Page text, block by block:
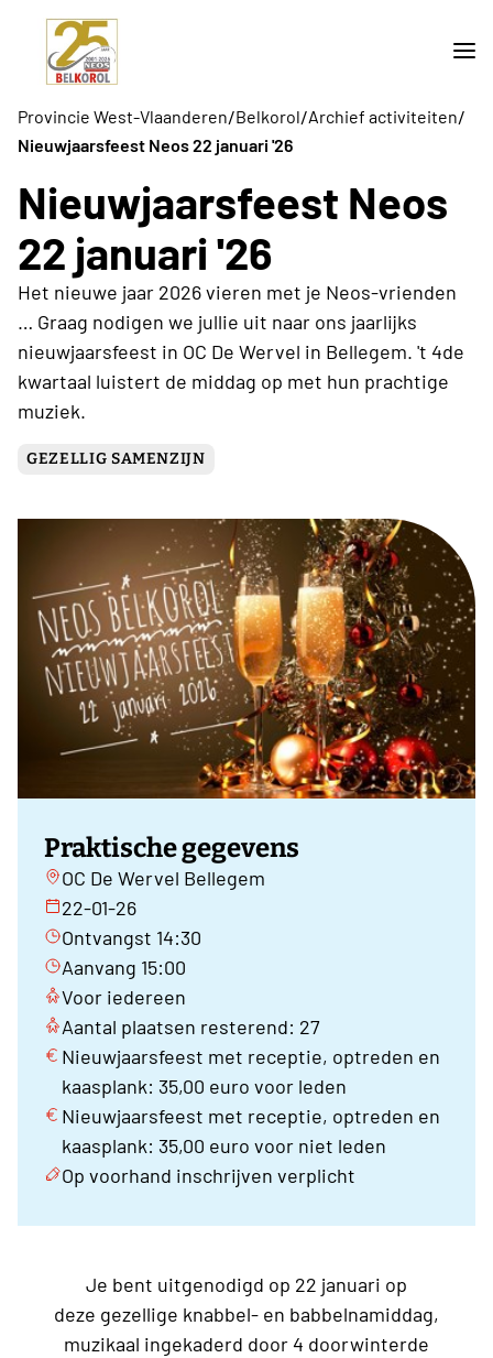
Provincie West-Vlaanderen/Belkorol/Archief activiteiten/
Nieuwjaarsfeest Neos 22 januari '26
Nieuwjaarsfeest Neos
22 januari '26
Het nieuwe jaar 2026 vieren met je Neos-vrienden
… Graag nodigen we jullie uit naar ons jaarlijks
nieuwjaarsfeest in OC De Wervel in Bellegem. 't 4de
kwartaal luistert de middag op met hun prachtige
muziek.
GEZELLIG SAMENZIJN
Praktische gegevens
OC De Wervel Bellegem
22-01-26
Ontvangst 14:30
Aanvang 15:00
Voor iedereen
Aantal plaatsen resterend: 27
Nieuwjaarsfeest met receptie, optreden en
kaasplank: 35,00 euro voor leden
Nieuwjaarsfeest met receptie, optreden en
kaasplank: 35,00 euro voor niet leden
Op voorhand inschrijven verplicht
Je bent uitgenodigd op 22 januari op
deze gezellige knabbel- en babbelnamiddag,
muzikaal ingekaderd door 4 doorwinterde